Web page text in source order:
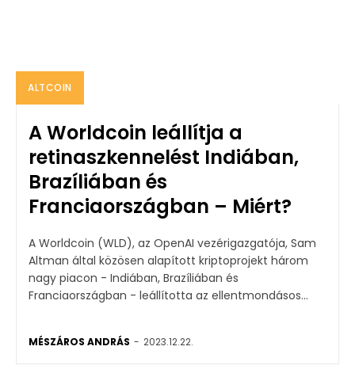
ALTCOIN
A Worldcoin leállítja a
retinaszkennelést Indiában,
Brazíliában és
Franciaországban – Miért?
A Worldcoin (WLD), az OpenAI vezérigazgatója, Sam
Altman által közösen alapított kriptoprojekt három
nagy piacon - Indiában, Brazíliában és
Franciaországban - leállította az ellentmondásos...
MÉSZÁROS ANDRÁS - 2023.12.22.